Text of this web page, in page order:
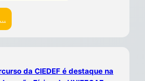
da CIEDEF é destaque na